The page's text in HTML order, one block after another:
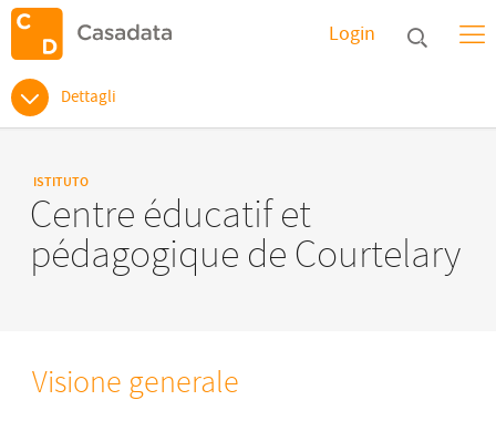
Login
Dettagli
ISTITUTO
Centre éducatif et
pédagogique de Courtelary
Visione generale